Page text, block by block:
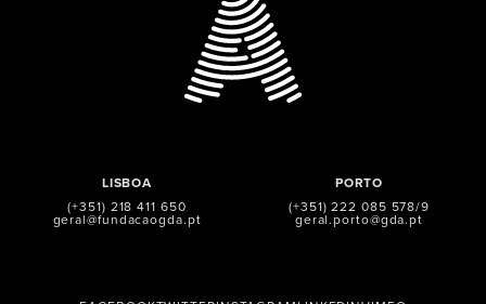
LISBOA
(+351) 218 411 650
geral@fundacaogda.pt
PORTO
(+351) 222 085 578/9
geral.porto@gda.pt